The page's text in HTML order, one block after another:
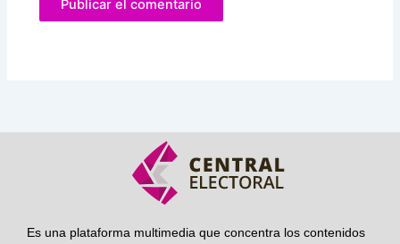
Es una plataforma multimedia que concentra los contenidos